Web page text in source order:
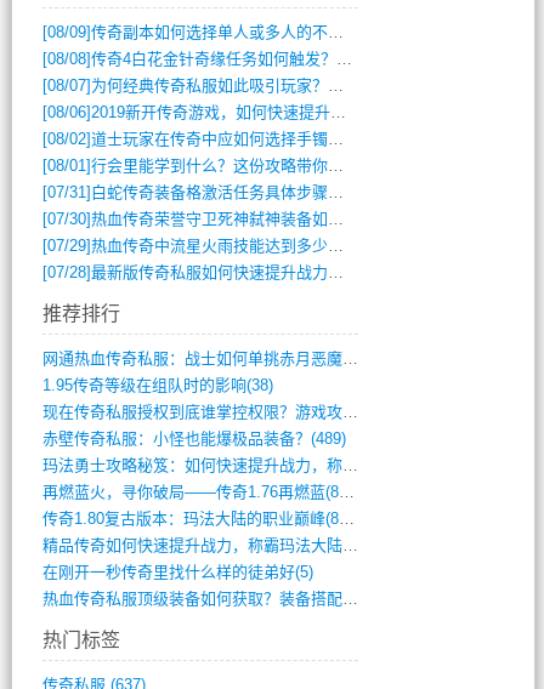
[08/09]传奇副本如何选择单人或多人的不同模式？
[08/08]传奇4白花金针奇缘任务如何触发？完整攻略解析
[08/07] 为何经典传奇私服如此吸引玩家？深度攻略解析
[08/06]2019新开传奇游戏，如何快速提升角色等级？
[08/02]道士玩家在传奇中应如何选择手镯装备？
[08/01]行会里能学到什么？这份攻略带你全掌握
[07/31] 白蛇传奇装备格激活任务具体步骤是什么？如何完成？
[07/30]热血传奇荣誉守卫死神弑神装备如何获取与佩戴攻略？
[07/29]热血传奇中流星火雨技能达到多少级可以开始练装备？
[07/28]最新版传奇私服如何快速提升战力与获取稀有装备？
推荐排行
网通热血传奇私服：战士如何单挑赤月恶魔？(311)
1.95传奇等级在组队时的影响(38)
现在传奇私服授权到底谁掌控权限？游戏攻略(789)
赤壁传奇私服：小怪也能爆极品装备？(489)
玛法勇士攻略秘笈：如何快速提升战力，称霸(717)
再燃蓝火，寻你破局——传奇1.76再燃蓝(893)
传奇1.80复古版本：玛法大陆的职业巅峰(873)
精品传奇如何快速提升战力，称霸玛法大陆？(392)
在刚开一秒传奇里找什么样的徒弟好(5)
热血传奇私服顶级装备如何获取？装备搭配与(688)
热门标签
传奇私服 (637)